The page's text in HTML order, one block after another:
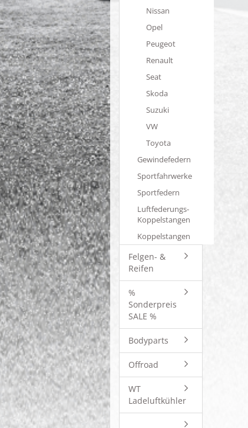
Nissan
Opel
Peugeot
Renault
Seat
Skoda
Suzuki
VW
Toyota
Gewindefedern
Sportfahrwerke
Sportfedern
Luftfederungs-
Koppelstangen
Koppelstangen
Felgen- &
Reifen
%
Sonderpreis
SALE %
Bodyparts
Offroad
WT
Ladeluftkühler